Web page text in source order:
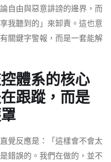
自由與惡意誹謗的邊界，而
我聽到的」來卸責。這也意
關鍵字警報，而是一套能解
體系的核心
跟蹤，而是
覺反應是：「這樣會不會太
錯誤的。我們在做的，並不